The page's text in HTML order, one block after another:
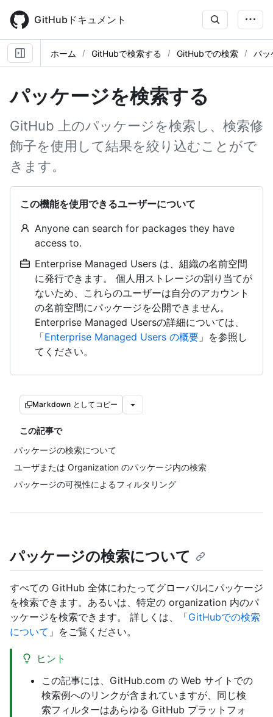
main
content
GitHubドキュメント
ホーム GitHubで検索する GitHubでの検索 パッ
パッケージを検索する
GitHub 上のパッケージを検索し、検索修
飾子を使用して結果を絞り込むことがで
きます。
この機能を使用できるユーザーについて
Anyone can search for packages they have
access to.
Enterprise Managed Users は、組織の名前空間
に発行できます。 個人用ストレージの割り当てが
ないため、これらのユーザーは自分のアカウント
の名前空間にパッケージを公開できません。
Enterprise Managed Usersの詳細については、
「Enterprise Managed Users の概要 」を参照し
てください。
Markdown としてコピー
この記事で
パッケージの検索について
ユーザまたは Organization のパッケージ内の検索
パッケージの可視性によるフィルタリング
パッケージの検索について
すべての GitHub 全体にわたってグローバルにパッケージ
を検索できます。あるいは、特定の organization 内のパ
ッケージを検索できます。 詳しくは、「GitHubでの検索
について 」をご覧ください。
ヒント
この記事には、GitHub.com の Web サイトでの
検索例へのリンクが含まれていますが、同じ検
索フィルターはあらゆる GitHub プラットフォ